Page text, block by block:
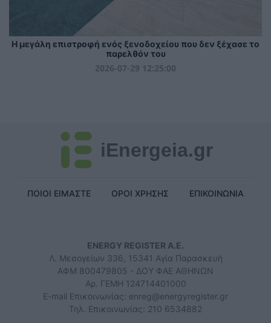
Η μεγάλη επιστροφή ενός ξενοδοχείου που δεν ξέχασε το
παρελθόν του
2026-07-29 12:25:00
iEnergeia.gr
ΠΟΙΟΙ ΕΙΜΑΣΤΕ ΟΡΟΙ ΧΡΗΣΗΣ ΕΠΙΚΟΙΝΩΝΙΑ
ENERGY REGISTER Α.Ε.
Λ. Μεσογείων 336, 15341 Αγία Παρασκευή
ΑΦΜ 800479805 - ΔΟΥ ΦΑΕ ΑΘΗΝΩΝ
Αρ. ΓΕΜΗ 124714401000
E-mail Επικοινωνίας: enreg@energyregister.gr
Τηλ. Επικοινωνίας: 210 6534882